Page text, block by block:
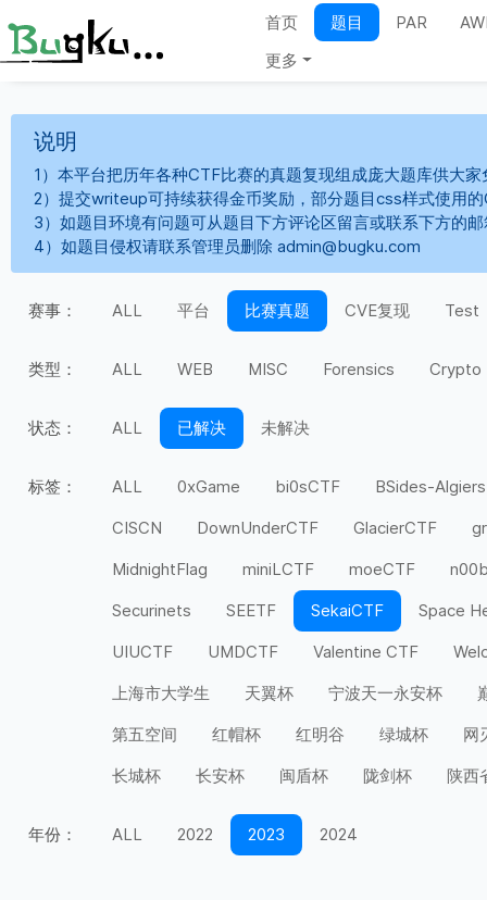
首页 题目 PAR
更多
说明
1）本平台把历年各种CTF比赛的真题复现组成庞大题库供大
2）提交writeup可持续获得金币奖励，部分题目css样式使用
3）如题目环境有问题可从题目下方评论区留言或联系下方的
4）如题目侵权请联系管理员删除 admin@bugku.com
赛事： ALL 平台 比赛真题 CVE复现 Test
类型： ALL WEB MISC Forensics Crypto
状态： ALL 已解决 未解决
标签： ALL 0xGame bi0sCTF
BSides-Algiers
CISCN
DownUnderCTF GlacierCTF
MidnightFlag
miniLCTF moeCTF
Securinets
SEETF SekaiCTF
Space
UIUCTF
UMDCTF Valentine CTF
上海市大学生
天翼杯 宁波天一永安杯
第五空间
红帽杯 红明谷 绿城杯
网
长城杯
长安杯 闽盾杯 陇剑杯 陕西
年份： ALL 2022 2023 2024